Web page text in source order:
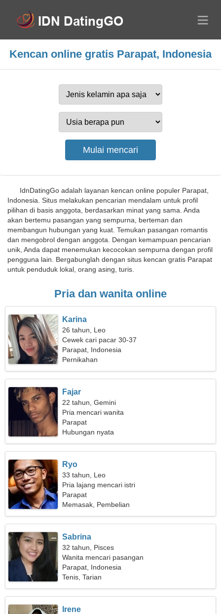
Kencan online gratis Parapat, Indonesia
IdnDatingGo adalah layanan kencan online populer Parapat,
Indonesia. Situs melakukan pencarian mendalam untuk profil
pilihan di basis anggota, berdasarkan minat yang sama. Anda
akan bertemu pasangan yang sempurna, berteman dan
membangun hubungan yang kuat. Temukan pasangan romantis
dan mengobrol dengan anggota. Dengan kemampuan pencarian
unik, Anda dapat menemukan kecocokan sempurna dengan profil
pengguna lain. Bergabunglah dengan situs kencan gratis Parapat
untuk penduduk lokal, orang asing, turis.
Pria dan wanita online
Karina
26 tahun, Leo
Cewek cari pacar 30-37
Parapat, Indonesia
Pernikahan
Fajar
22 tahun, Gemini
Pria mencari wanita
Parapat
Hubungan nyata
Ryo
33 tahun, Leo
Pria lajang mencari istri
Parapat
Memasak, Pembelian
Sabrina
32 tahun, Pisces
Wanita mencari pasangan
Parapat, Indonesia
Tenis, Tarian
Irene